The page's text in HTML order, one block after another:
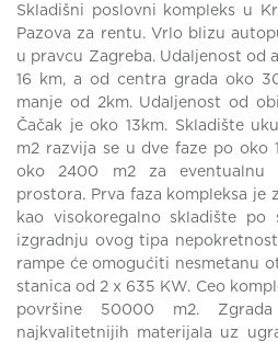
Skladišni poslovni kompleks u
Pazova za rentu. Vrlo blizu
u pravcu Zagreba. Udaljenost od
16 km, a od centra grada oko
manje od 2km. Udaljenost od
Čačak je oko 13km. Skladište
m2 razvija se u dve faze po oko
oko 2400 m2 za eventualnu
prostora. Prva faza kompleksa je
kao visokoregalno skladište po
izgradnju ovog tipa
rampe će omogućiti nesmetanu
stanica od 2 x 635 KW. Ceo
površine 50000 m2.
najkvalitetnijih materijala uz